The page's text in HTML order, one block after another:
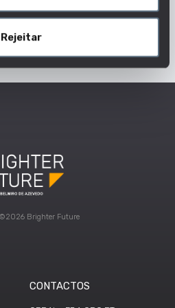
Rejeitar
VIAGENS
Brighter Future
CONTACTOS